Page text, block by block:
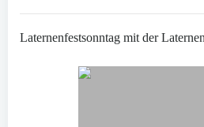
Laternenfestsonntag mit der